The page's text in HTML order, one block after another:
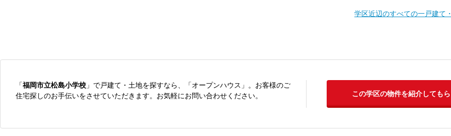
学区近辺のすべての一戸建て
「福岡市立松島小学校 」で戸建て・土地を探すなら、「オープンハウス」。お客様のご
住宅探しのお手伝いをさせていただきます。お気軽にお問い合わせください。
この学区の物件を紹介してもら